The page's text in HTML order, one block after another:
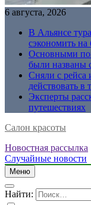
6 августа, 2026
В Альянсе
сэкономить на
Основными
были названы
Сняли с рейса
действовать в
Эксперты
путешествиях
Салон красоты
Новостная рассылка
Случайные новости
Меню
Найти: